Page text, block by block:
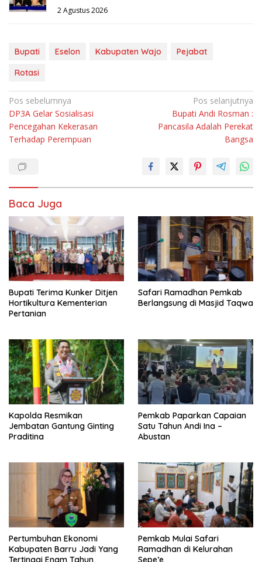
2 Agustus 2026
Bupati Eselon Kabupaten Wajo
Pejabat
Rotasi
Navigasi
pos
Pos sebelumnya
DP3A Gelar Sosialisasi
Pencegahan Kekerasan
Terhadap Perempuan
Pos selanjutnya
Bupati Andi Rosman :
Pancasila Adalah Perekat
Bangsa
Baca Juga
Bupati Terima Kunker Ditjen
Hortikultura Kementerian
Pertanian
Safari Ramadhan Pemkab
Berlangsung di Masjid Taqwa
Kapolda Resmikan
Jembatan Gantung Ginting
Praditina
Pemkab Paparkan Capaian
Satu Tahun Andi Ina –
Abustan
Pertumbuhan Ekonomi
Kabupaten Barru Jadi Yang
Tertinggi Enam Tahun
Pemkab Mulai Safari
Ramadhan di Kelurahan
Sepe’e